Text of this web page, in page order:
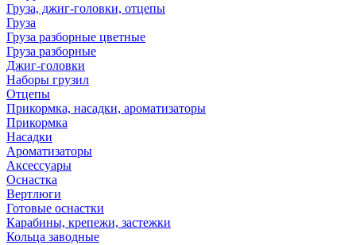
Груза, джиг-головки, отцепы
Груза
Груза разборные цветные
Груза разборные
Джиг-головки
Наборы грузил
Отцепы
Прикормка, насадки, ароматизаторы
Прикормка
Насадки
Ароматизаторы
Аксессуары
Оснастка
Вертлюги
Готовые оснастки
Карабины, крепежи, застежки
Кольца заводные